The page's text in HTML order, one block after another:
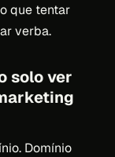
que tentar
verba.
solo ver
Domínio